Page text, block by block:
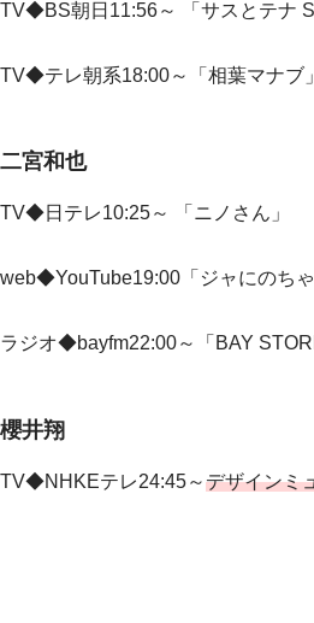
TV◆BS朝日11:56～ 「サスとテナ
TV◆テレ朝系18:00～「相葉マナブ」
二宮和也
TV◆日テレ10:25～ 「ニノさん」
web◆YouTube19:00「ジャにのちゃ
ラジオ◆bayfm22:00～「BAY
櫻井翔
TV◆NHKEテレ24:45～デザインミ